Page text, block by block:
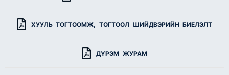
ХУУЛЬ ТОГТООМЖ, ТОГТООЛ ШИЙДВЭРИЙН БИЕЛЭЛТ
ДҮРЭМ ЖУРАМ